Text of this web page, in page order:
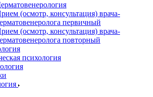
(осмотр, консультация) врача-
первичный
(осмотр, консультация) врача-
повторный
психология